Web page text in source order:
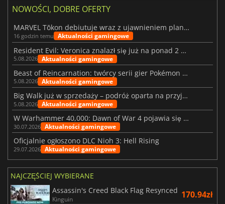
NOWOŚCI, DOBRE OFERTY
MARVEL Tōkon debiutuje wraz z ujawnieniem planu rozwoju na pierwszy rok
16 godzin temu Aktualności gamingowe
Resident Evil: Veronica znalazł się już na ponad 2 milionach list życzeń
5.08.2026 Aktualności gamingowe
Beast of Reincarnation: twórcy serii gier Pokémon wkraczają na nową ścieżkę
5.08.2026 Aktualności gamingowe
Big Walk już w sprzedaży – podróż oparta na przyjaźni
5.08.2026 Aktualności gamingowe
W Warhammer 40,000: Dawn of War 4 pojawia się frakcja Nekronów
30.07.2026 Aktualności gamingowe
Oficjalnie ogłoszono DLC Nioh 3: Hell Rising
29.07.2026 Aktualności gamingowe
NAJCZĘŚCIEJ WYBIERANE
Assassin's Creed Black Flag Resynced
Kinguin 170.94zł